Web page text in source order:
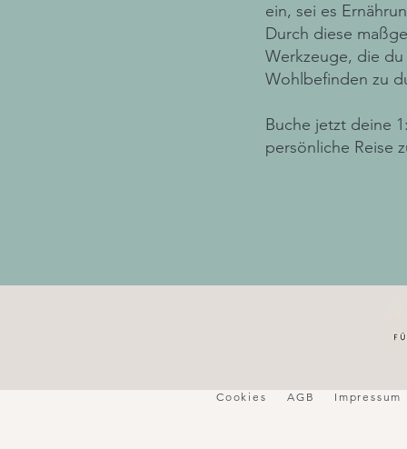
ein, sei es
Durch diese
Werkzeuge, die
Wohlbefinden zu
Buche jetzt deine
persönliche Reise
Cookies AGB Impressum